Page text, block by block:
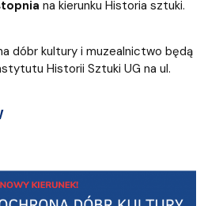
na kierunku Historia sztuki.
dóbr kultury i muzealnictwo będą
Historii Sztuki UG na ul.